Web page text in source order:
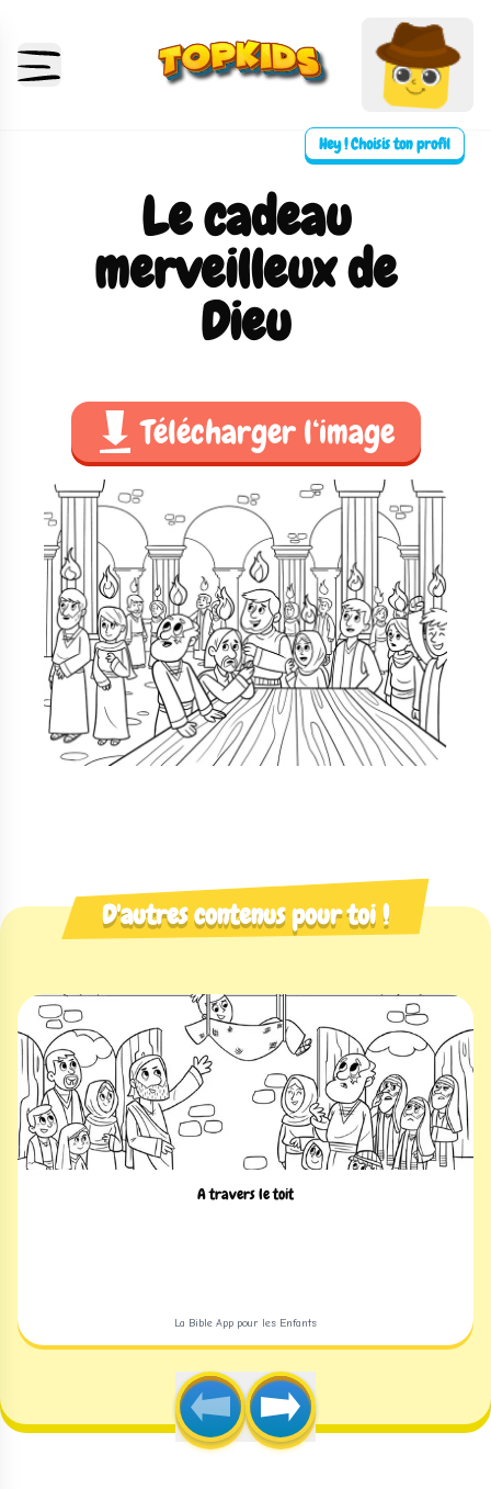
Hey ! Choisis ton profil
Le cadeau
merveilleux de
Dieu
Télécharger l‘image
D'autres contenus pour toi !
A travers le toit
La Bible App pour les Enfants